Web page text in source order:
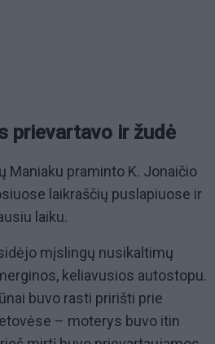
prievartavo ir žudė
Maniaku praminto K. Jonaičio
laikraščių puslapiuose ir
laiku.
mįslingų nusikaltimų
keliavusios autostopu.
buvo rasti pririšti prie
– moterys buvo itin